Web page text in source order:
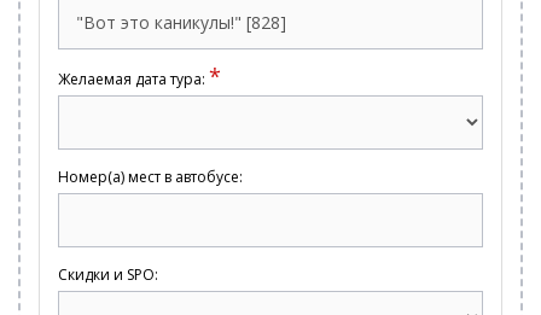
Желаемая дата тура: *
Номер(а) мест в автобусе:
Скидки и SPO: